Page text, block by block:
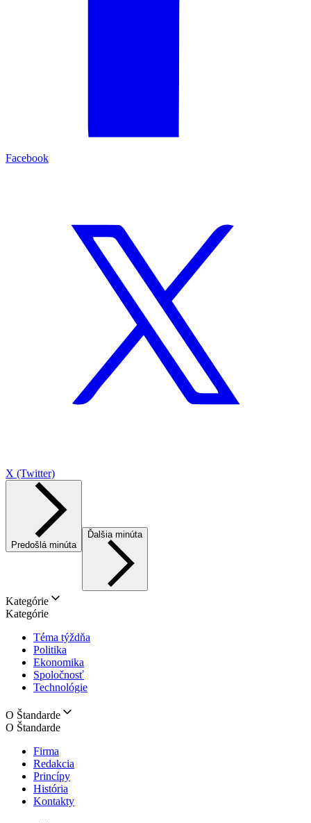
Facebook
X (Twitter)
Predošlá minúta
Ďalšia minúta
Kategórie
Kategórie
Téma týždňa
Politika
Ekonomika
Spoločnosť
Technológie
O Štandarde
O Štandarde
Firma
Redakcia
Princípy
História
Kontakty